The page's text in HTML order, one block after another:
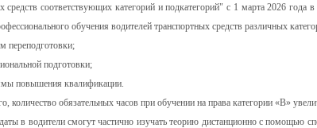
средств соответствующих категорий и подкатегорий" с 1 марта 2026
обучения водителей транспортных средств различных
переподготовки;
подготовки;
повышения квалификации.
количество обязательных часов при обучении на права категории «B»
в водители смогут частично изучать теорию дистанционно с помощью